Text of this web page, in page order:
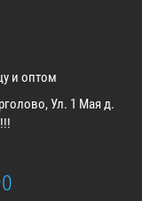
и оптом
Ул. 1 Мая д.